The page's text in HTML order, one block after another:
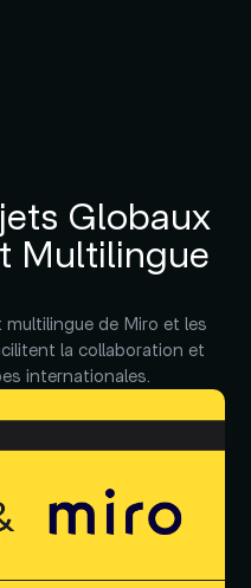
Globaux
Multilingue
de Miro et les
la collaboration et
internationales.